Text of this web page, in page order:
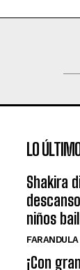
LO
Shakira
niños
FARANDULA
¡Con